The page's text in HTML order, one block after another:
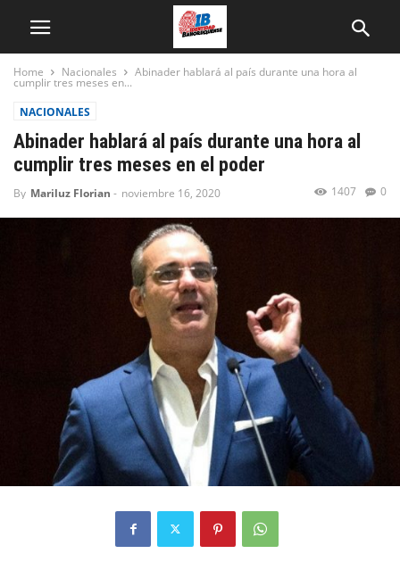
Home Nacionales Abinader hablará al país durante una hora al
cumplir tres meses en...
NACIONALES
Abinader hablará al país durante una hora al
cumplir tres meses en el poder
By Mariluz Florian - noviembre 16, 2020 0
1407